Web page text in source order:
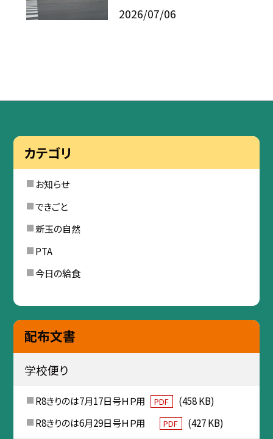
2026/07/06
カテゴリ
お知らせ
できごと
新玉の自然
PTA
今日の給食
配布文書
学校便り
R8きりのは7月17日号ＨＰ用 PDF
(458 KB)
R8きりのは6月29日号ＨＰ用
PDF (427 KB)